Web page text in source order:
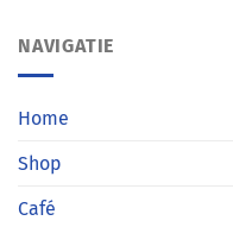
NAVIGATIE
Home
Shop
Café